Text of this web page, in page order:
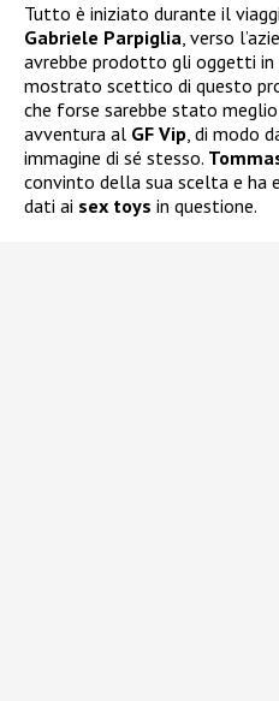
Tutto è iniziato durante il
Gabriele Parpiglia, verso
avrebbe prodotto gli oggetti in
mostrato scettico di questo
che forse sarebbe stato
avventura al GF Vip, di modo
immagine di sé stesso.
convinto della sua scelta e ha
dati ai sex toys in questione.